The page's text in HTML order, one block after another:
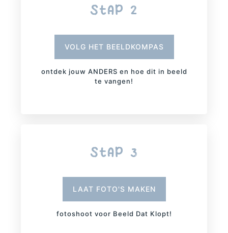
StAP 2
VOLG HET BEELDKOMPAS
ontdek jouw ANDERS en hoe dit in beeld
te vangen!
StAP 3
LAAT FOTO'S MAKEN
fotoshoot voor Beeld Dat Klopt!